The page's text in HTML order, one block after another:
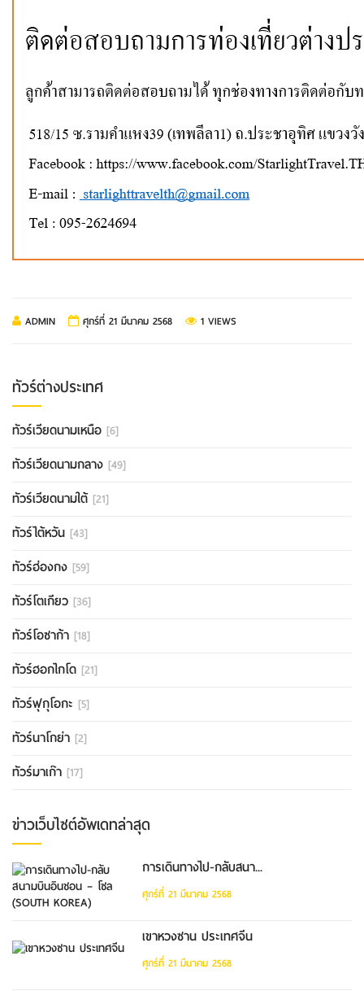
ADMIN ศุกร์ที่ 21 มีนาคม 2568 1 VIEWS
ทัวร์ต่างประเทศ
ทัวร์เวียดนามเหนือ [6]
ทัวร์เวียดนามกลาง [49]
ทัวร์เวียดนามใต้ [21]
ทัวร์ไต้หวัน [43]
ทัวร์ฮ่องกง [59]
ทัวร์โตเกียว [36]
ทัวร์โอซาก้า [18]
ทัวร์ฮอกไกโด [21]
ทัวร์ฟุกุโอกะ [5]
ทัวร์นาโกย่า [2]
ทัวร์มาเก๊า [17]
ข่าวเว็บไซต์อัพเดทล่าสุด
การเดินทางไป-กลับสนา...
ศุกร์ที่ 21 มีนาคม 2568
เขาหวงซาน ประเทศจีน
ศุกร์ที่ 21 มีนาคม 2568